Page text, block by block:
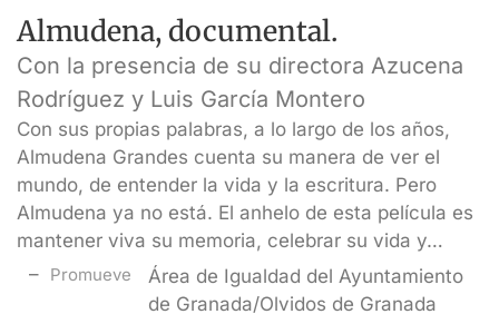
Almudena, documental.
Con la presencia de su directora Azucena
Rodríguez y Luis García Montero
Con sus propias palabras, a lo largo de los años,
Almudena Grandes cuenta su manera de ver el
mundo, de entender la vida y la escritura. Pero
Almudena ya no está. El anhelo de esta película es
mantener viva su memoria, celebrar su vida y…
Promueve
Área de Igualdad del Ayuntamiento
de Granada/Olvidos de Granada